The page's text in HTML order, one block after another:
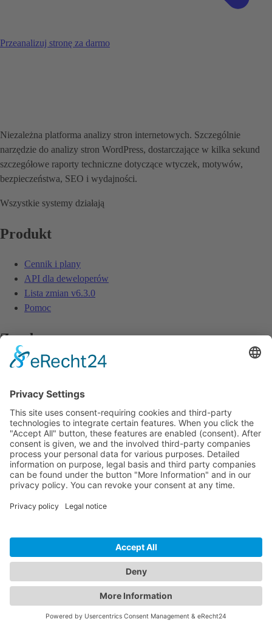
Przeanalizuj stronę za darmo
Niezależna platforma analizy stron internetowych. Szczególnie
narzędzie do analizy stron WordPress, dostarczające w kilka sekund
szczegółowe raporty techniczne dotyczące wtyczek, motywów,
bezpieczeństwa, SEO i wydajności.
Wszystkie systemy działają
Produkt
Cennik i plany
API dla deweloperów
Lista zmian v6.3.0
Pomoc
Zasoby
Baza wiedzy
Kontakt
Kontakt
Wyślij opinię